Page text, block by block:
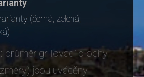
(černá, zelená,
průměr grilovací plochy
jsou uváděny